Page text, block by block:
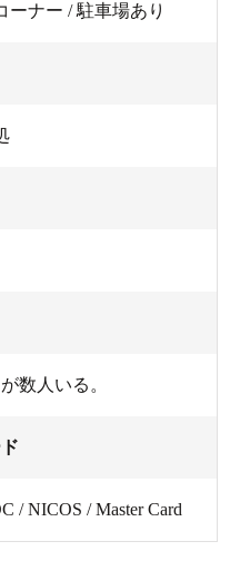
ーナー / 駐車場あり
数人いる。
/ NICOS / Master Card